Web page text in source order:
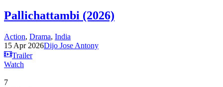
Pallichattambi (2026)
Action, Drama, India
15 Apr 2026Dijo Jose Antony
Trailer
Watch
7